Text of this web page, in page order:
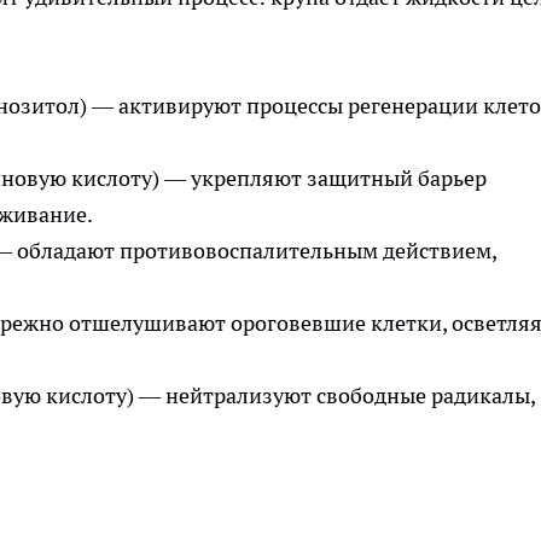
— активируют процессы регенерации
кислоту) — укрепляют защитный барьер
противовоспалительным действием,
отшелушивают ороговевшие клетки, осветляя
кислоту) — нейтрализуют свободные радикалы,